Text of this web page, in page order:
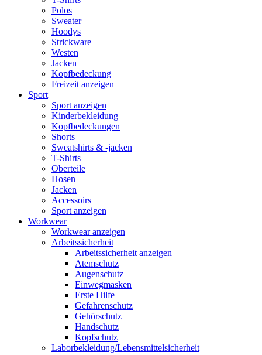
Polos
Sweater
Hoodys
Strickware
Westen
Jacken
Kopfbedeckung
Freizeit anzeigen
Sport
Sport anzeigen
Kinderbekleidung
Kopfbedeckungen
Shorts
Sweatshirts & -jacken
T-Shirts
Oberteile
Hosen
Jacken
Accessoirs
Sport anzeigen
Workwear
Workwear anzeigen
Arbeitssicherheit
Arbeitssicherheit anzeigen
Atemschutz
Augenschutz
Einwegmasken
Erste Hilfe
Gefahrenschutz
Gehörschutz
Handschutz
Kopfschutz
Laborbekleidung/Lebensmittelsicherheit